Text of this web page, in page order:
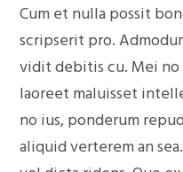
Cum et nulla possit
scripserit pro.
vidit debitis cu. Mei no
laoreet maluisset
no ius, ponderum
aliquid verterem an